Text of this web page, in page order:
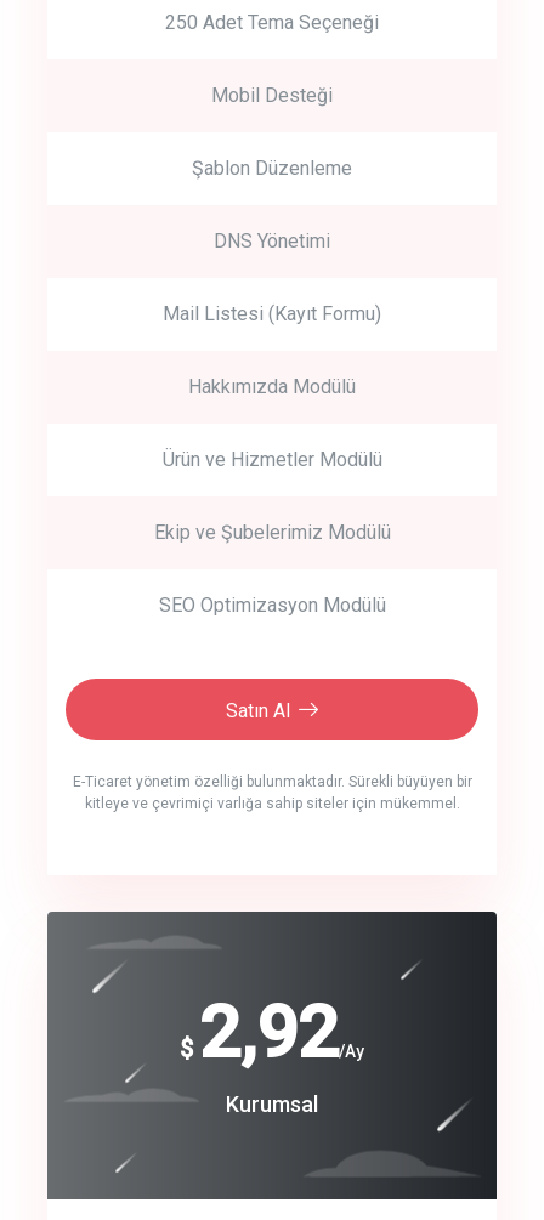
250 Adet Tema Seçeneği
Mobil Desteği
Şablon Düzenleme
DNS Yönetimi
Mail Listesi (Kayıt Formu)
Hakkımızda Modülü
Ürün ve Hizmetler Modülü
Ekip ve Şubelerimiz Modülü
SEO Optimizasyon Modülü
Satın Al
E-Ticaret yönetim özelliği bulunmaktadır. Sürekli büyüyen bir
kitleye ve çevrimiçi varlığa sahip siteler için mükemmel.
crm auto cync
track energy costs
$ 2,92/Ay
Kurumsal
$
240
Coroprate